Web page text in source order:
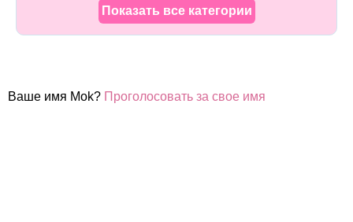
Показать все категории
Ваше имя Mok? Проголосовать за свое имя